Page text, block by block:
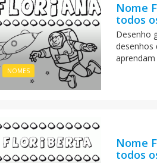
NOMES
Nome
todos
Desenho
desenhos
aprendam
Nome
todos